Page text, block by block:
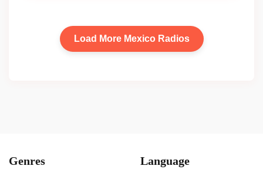
Load More Mexico Radios
Genres Language